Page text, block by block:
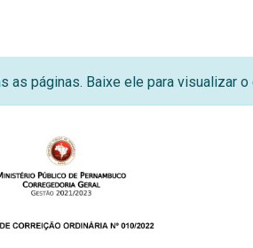
páginas. Baixe ele para visualizar